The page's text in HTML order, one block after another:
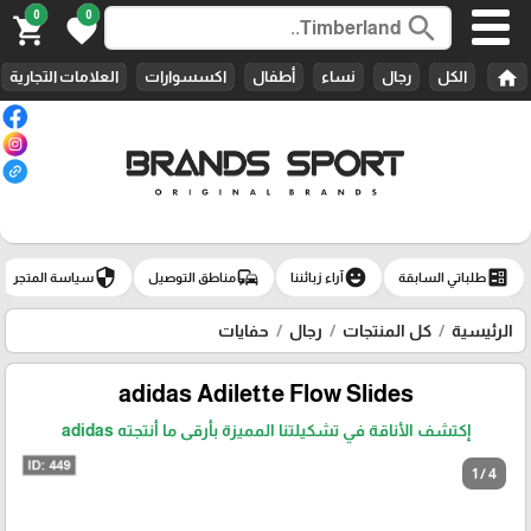
search
0
favorite
0
shopping_cart
home الكل رجال نساء أطفال اكسسوارات العلامات التجارية
ballotطلباتي السابقة emoji_emotionsآراء زبائننا commuteمناطق التوصيل securityسياسة المتجر
الرئيسية كل المنتجات رجال حفايات
adidas Adilette Flow Slides
إكتشف الأناقة في تشكيلتنا المميزة بأرقى ما أنتجته adidas
1 / 4